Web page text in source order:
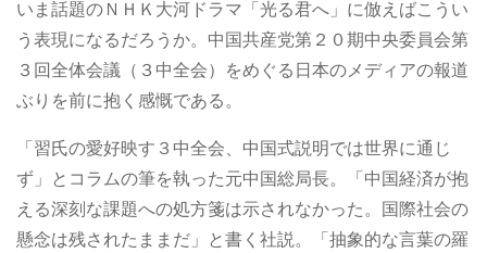
いま話題のＮＨＫ大河ドラマ「光る君へ」に倣えばこうい
う表現になるだろうか。中国共産党第２０期中央委員会第
３回全体会議（３中全会）をめぐる日本のメディアの報道
ぶりを前に抱く感慨である。
「習氏の愛好映す３中全会、中国式説明では世界に通じ
ず」とコラムの筆を執った元中国総局長。「中国経済が抱
える深刻な課題への処方箋は示されなかった。国際社会の
懸念は残されたままだ」と書く社説。「抽象的な言葉の羅